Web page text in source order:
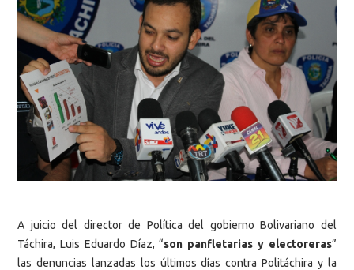
A juicio del director de Política del gobierno Bolivariano del
Táchira, Luis Eduardo Díaz, “son panfletarias y electoreras”
las denuncias lanzadas los últimos días contra Politáchira y la